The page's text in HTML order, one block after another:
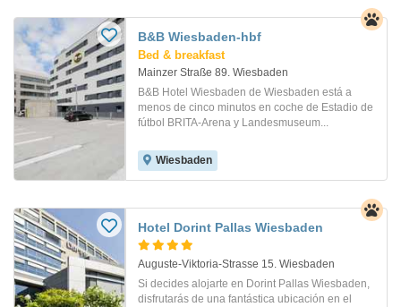
B&B Wiesbaden-hbf
Bed & breakfast
Mainzer Straße 89. Wiesbaden
B&B Hotel Wiesbaden de Wiesbaden está a
menos de cinco minutos en coche de Estadio de
fútbol BRITA-Arena y Landesmuseum...
Wiesbaden
Hotel Dorint Pallas Wiesbaden
Auguste-Viktoria-Strasse 15. Wiesbaden
Si decides alojarte en Dorint Pallas Wiesbaden,
disfrutarás de una fantástica ubicación en el